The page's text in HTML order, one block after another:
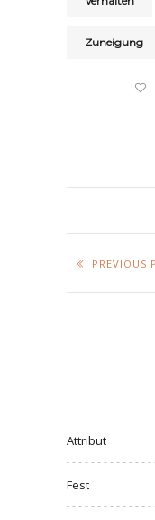
Zuneigung
PREVIOUS
Attribut
Fest